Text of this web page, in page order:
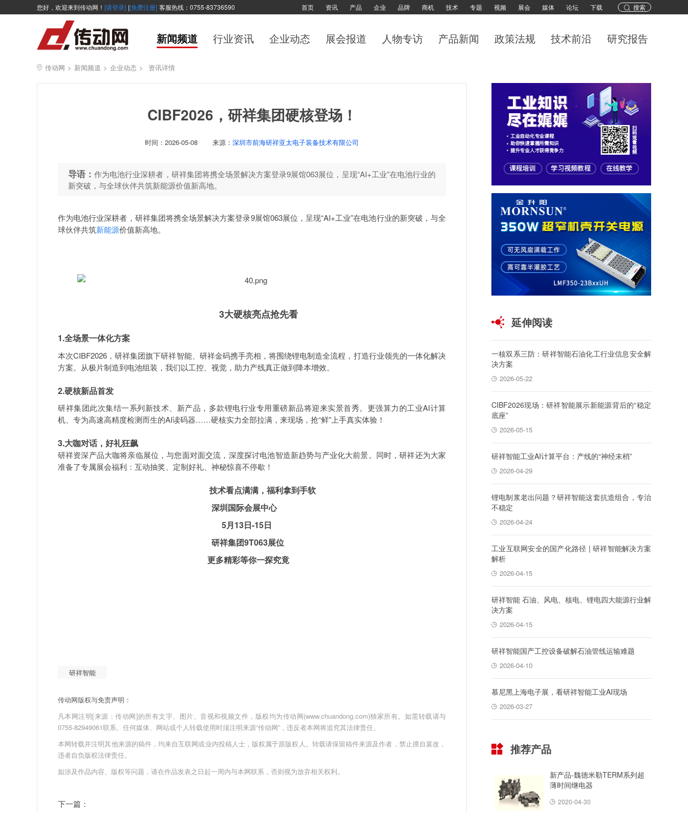
您好，欢迎来到传动网！ [请登录] |[免费注册] 客服热线：0755-83736590 搜索
首页 资讯 产品 企业 品牌 商机 技术 专题 视频 展会 媒体 论坛 下载
新闻频道 行业资讯 企业动态 展会报道 人物专访 产品新闻 政策法规 技术前沿 研究报告
传动网 > 新闻频道 > 企业动态 > 资讯详情
CIBF2026，研祥集团硬核登场！
时间： 2026-05-08 来源： 深圳市前海研祥亚太电子装备技术有限公司
导语：作为电池行业深耕者，研祥集团将携全场景解决方案登录9展馆063展位，呈现“AI+工业”在电池行业的
新突破，与全球伙伴共筑新能源价值新高地。
作为电池行业深耕者，研祥集团将携全场景解决方案登录9展馆063展位，呈现“AI+工业”在电池行业的新突破，与全
球伙伴共筑新能源价值新高地。
3大硬核亮点抢先看
1.全场景一体化方案
本次CIBF2026，研祥集团旗下研祥智能、研祥金码携手亮相，将围绕锂电制造全流程，打造行业领先的一体化解决
方案。从极片制造到电池组装，我们以工控、视觉，助力产线真正做到降本增效。
2.硬核新品首发
研祥集团此次集结一系列新技术、新产品，多款锂电行业专用重磅新品将迎来实景首秀。更强算力的工业AI计算
机、专为高速高精度检测而生的AI读码器……硬核实力全部拉满，来现场，抢“鲜”上手真实体验！
3.大咖对话，好礼狂飙
研祥资深产品大咖将亲临展位，与您面对面交流，深度探讨电池智造新趋势与产业化大前景。同时，研祥还为大家
准备了专属展会福利：互动抽奖、定制好礼、神秘惊喜不停歇！
技术看点满满，福利拿到手软
深圳国际会展中心
5月13日-15日
研祥集团9T063展位
更多精彩等你一探究竟
研祥智能
传动网版权与免责声明：
凡本网注明[来源：传动网]的所有文字、图片、音视和视频文件，版权均为传动网(www.chuandong.com)独家所有。如需转载请与
0755-82949061联系。任何媒体、网站或个人转载使用时须注明来源“传动网”，违反者本网将追究其法律责任。
本网转载并注明其他来源的稿件，均来自互联网或业内投稿人士，版权属于原版权人。转载请保留稿件来源及作者，禁止擅自篡改，
违者自负版权法律责任。
如涉及作品内容、版权等问题，请在作品发表之日起一周内与本网联系，否则视为放弃相关权利。
下一篇：
延伸阅读
一核双系三防：研祥智能石油化工行业信息安全解
决方案
2026-05-22
CIBF2026现场：研祥智能展示新能源背后的“稳定
底座”
2026-05-15
研祥智能工业AI计算平台：产线的“神经末梢”
2026-04-29
锂电制浆老出问题？研祥智能这套抗造组合，专治
不稳定
2026-04-24
工业互联网安全的国产化路径 | 研祥智能解决方案
解析
2026-04-15
研祥智能 石油、风电、核电、锂电四大能源行业解
决方案
2026-04-15
研祥智能国产工控设备破解石油管线运输难题
2026-04-10
慕尼黑上海电子展，看研祥智能工业AI现场
2026-03-27
推荐产品
新产品-魏德米勒TERM系列超
薄时间继电器
2020-04-30